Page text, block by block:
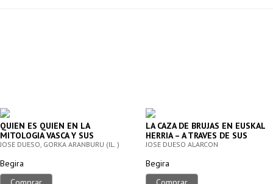
QUIEN ES QUIEN EN LA
MITOLOGIA VASCA Y SUS
PARIENTES POR EL MUNDO
JOSE DUESO, GORKA ARANBURU (IL. )
Begira
LA CAZA DE BRUJAS EN EUSKAL
HERRIA – A TRAVES DE SUS
PRINCIPALES PROCESOS
JOSE DUESO ALARCON
Begira